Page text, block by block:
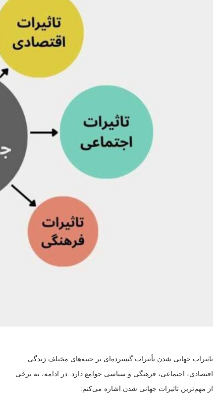
تاثیرات جهانی شدن تأثیرات گسترده‌ای بر جنبه‌های مختلف زندگی
اقتصادی، اجتماعی، فرهنگی و سیاسی جوامع دارد. در ادامه، به برخی
از مهم‌ترین تاثیرات جهانی شدن اشاره می‌کنم: